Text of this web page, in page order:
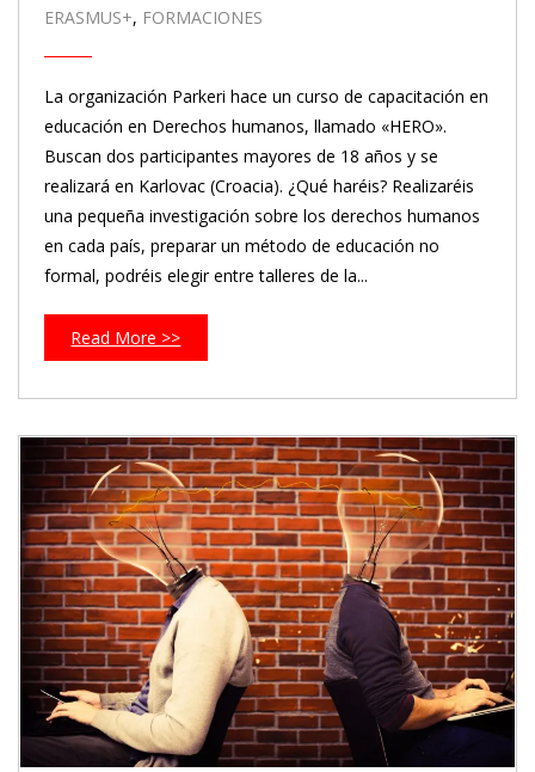
ERASMUS+, FORMACIONES
La organización Parkeri hace un curso de capacitación en
educación en Derechos humanos, llamado «HERO».
Buscan dos participantes mayores de 18 años y se
realizará en Karlovac (Croacia). ¿Qué haréis? Realizaréis
una pequeña investigación sobre los derechos humanos
en cada país, preparar un método de educación no
formal, podréis elegir entre talleres de la...
Read More >>